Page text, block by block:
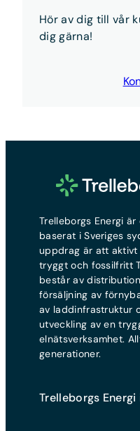
Kort sagt:Anmäl
Hör av dig till vår
dig gärna!
Trelleborgs Energi
baserat i Sveriges
uppdrag är att
tryggt och fossilfritt
består av
försäljning av
av laddinfrastruktur
utveckling av en
elnätsverksamhet.
generationer.
Trelleborgs